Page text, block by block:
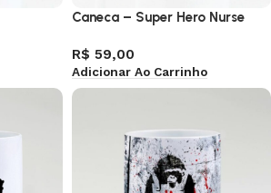
Caneca – Super Hero Nurse
R$ 59,00
Adicionar Ao Carrinho